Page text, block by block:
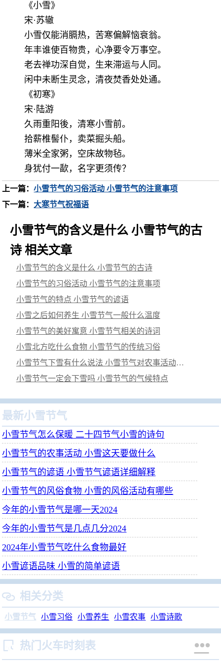
《小雪》
宋·苏辙
小雪仅能消膈热，苦寒偏解恼衰翁。
年丰谁使百物贵，心净要令万事空。
老去禅功深自觉，生来滞运与人同。
闲中未断生灵念，清夜焚香处处通。
《初寒》
宋·陆游
久雨重阳後，清寒小雪前。
拾薪椎髻仆，卖菜掘头船。
薄米全家粥，空床故物毡。
身犹付一歃，名字更须传？
上一篇：小雪节气的习俗活动 小雪节气的注意事项
下一篇： 大寒节气祝福语
小雪节气的含义是什么 小雪节气的古
诗 相关文章
小雪节气的含义是什么 小雪节气的古诗
小雪节气的习俗活动 小雪节气的注意事项
小雪节气的特点 小雪节气的谚语
小雪之后如何养生 小雪节气一般什么温度
小雪节气的美好寓意 小雪节气相关的诗词
小雪北方吃什么食物 小雪节气的传统习俗
小雪节气下雪有什么说法 小雪节气对农事活动的影响
小雪节气一定会下雪吗 小雪节气的气候特点
最新小雪节气
小雪节气怎么保暖 二十四节气小雪的诗句
小雪节气的农事活动 小雪这天要做什么
小雪节气的谚语 小雪节气谚语详细解释
小雪节气的风俗食物 小雪的风俗活动有哪些
今年的小雪节气是哪一天2024
今年的小雪节气是几点几分2024
2024年小雪节气吃什么食物最好
小雪谚语品味 小雪的简单谚语
 相关分类
小雪节气 小雪习俗 小雪养生 小雪农事 小雪诗歌
 热门火车时刻表 